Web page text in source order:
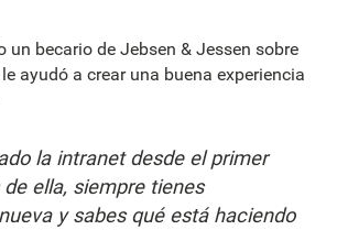
un becario de Jebsen & Jessen sobre
ayudó a crear una buena experiencia
la intranet desde el primer
ella, siempre tienes
y sabes qué está haciendo